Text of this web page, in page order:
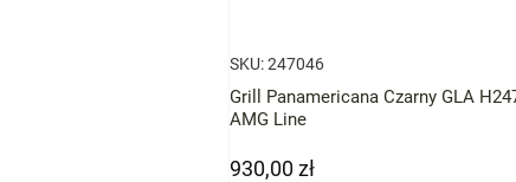
SKU: 247046
Grill Panamericana Czarny GLA
AMG Line
Cena
930,00 zł